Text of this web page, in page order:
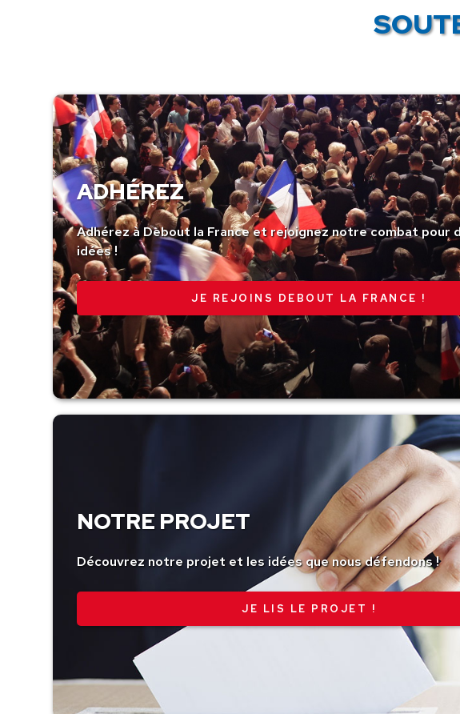
ADHÉREZ
Adhérez à Debout la France et rejoignez notre combat pour
idées !
JE REJOINS DEBOUT LA FRANCE !
NOTRE PROJET
Découvrez notre projet et les idées que nous défendons !
JE LIS LE PROJET !